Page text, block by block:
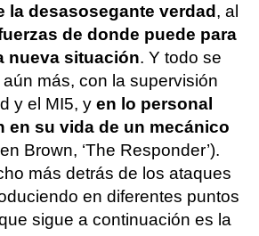
la desasosegante verdad , al
de donde puede para
nueva situación. Y todo se
más, con la supervisión
y el MI5, y en lo personal
en su vida de un mecánico
Brown, ‘The Responder’).
más detrás de los ataques
en diferentes puntos
sigue a continuación es la